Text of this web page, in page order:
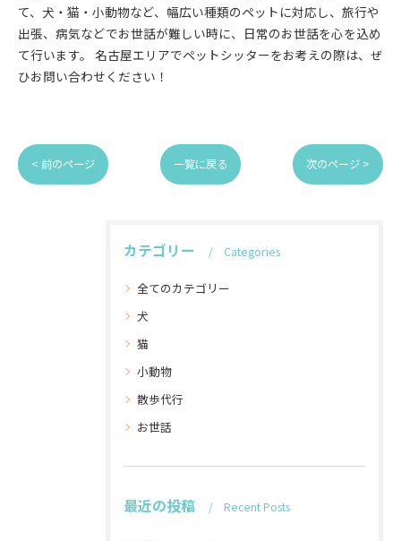
て、犬・猫・小動物など、幅広い種類のペットに対応し、旅行や
出張、病気などでお世話が難しい時に、日常のお世話を心を込め
て行います。 名古屋エリアでペットシッターをお考えの際は、ぜ
ひお問い合わせください！
< 前のページ 一覧に戻る 次のページ >
カテゴリー Categories
全てのカテゴリー
犬
猫
小動物
散歩代行
お世話
最近の投稿 Recent Posts